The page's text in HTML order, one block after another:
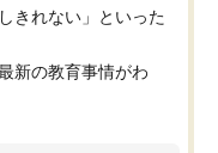
きれない」といった
新の教育事情がわ